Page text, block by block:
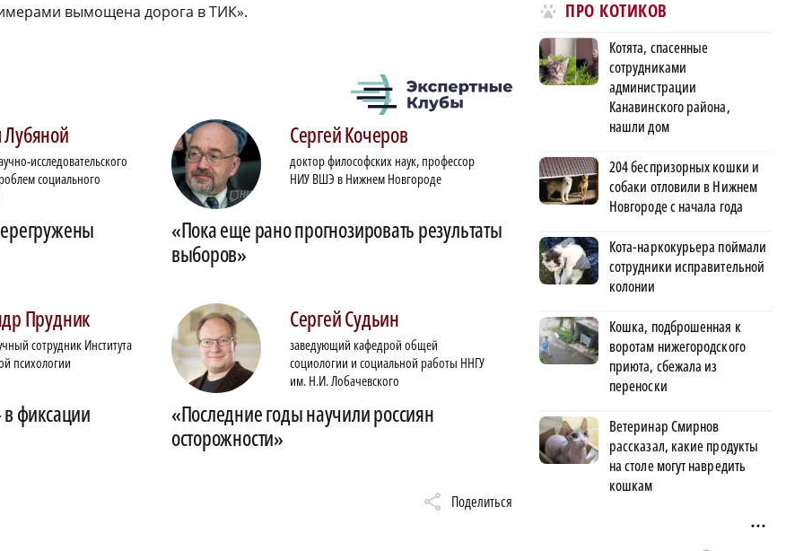
вымощена дорога в ТИК».
Лубяной
исследовательского
социального
СергейКочеров
доктор философских наук, профессор
НИУ ВШЭ в Нижнем Новгороде
«Пока еще рано прогнозировать результаты
выборов»
Прудник
сотрудник Института
психологии
фиксации
СергейСудьин
заведующий кафедрой общей
социологии и социальной работы ННГУ
им. Н.И. Лобачевского
«Последние годы научили россиян
осторожности»
Поделиться
ПРО КОТИКОВ
Котята, спасенные
сотрудниками
администрации
Канавинского района,
нашли дом
204 беспризорных кошки и
собаки отловили в Нижнем
Новгороде с начала года
Кота-наркокурьера поймали
сотрудники исправительной
колонии
Кошка, подброшенная к
воротам нижегородского
приюта, сбежала из
переноски
Ветеринар Смирнов
рассказал, какие продукты
на столе могут навредить
кошкам